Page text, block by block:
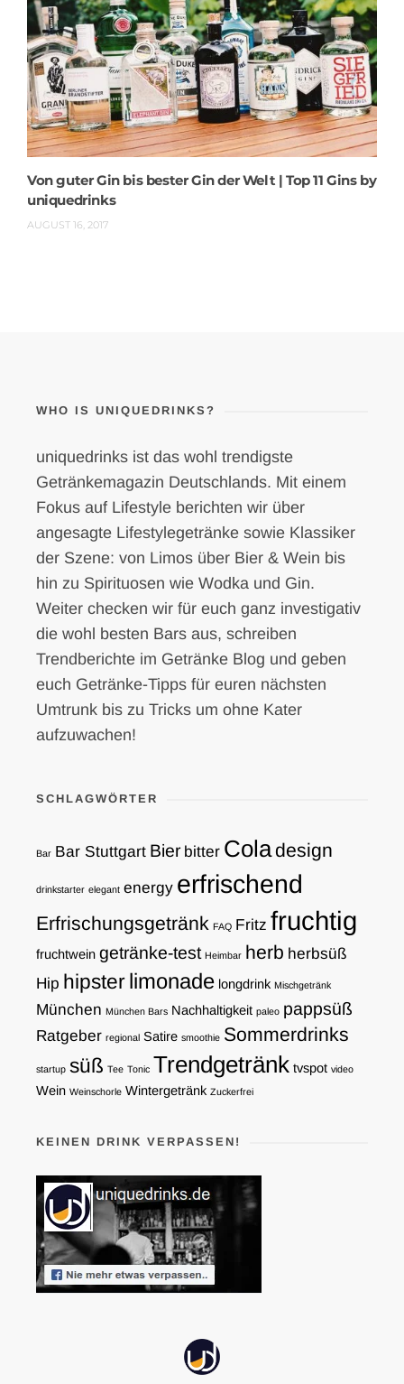
Von guter Gin bis bester Gin der Welt | Top 11 Gins by
uniquedrinks
AUGUST 16, 2017
WHO IS UNIQUEDRINKS?
uniquedrinks ist das wohl trendigste
Getränkemagazin Deutschlands. Mit einem
Fokus auf Lifestyle berichten wir über
angesagte Lifestylegetränke sowie Klassiker
der Szene: von Limos über Bier & Wein bis
hin zu Spirituosen wie Wodka und Gin.
Weiter checken wir für euch ganz investigativ
die wohl besten Bars aus, schreiben
Trendberichte im Getränke Blog und geben
euch Getränke-Tipps für euren nächsten
Umtrunk bis zu Tricks um ohne Kater
aufzuwachen!
SCHLAGWÖRTER
Bar Bar Stuttgart Bier bitter Coladesign
drinkstarter elegant energy erfrischend
Erfrischungsgetränk FAQ Fritz fruchtig
fruchtwein getränke-test Heimbar herb herbsüß
Hip hipsterlimonade longdrink Mischgetränk
München München Bars Nachhaltigkeit paleo pappsüß
Ratgeber regional Satire smoothie Sommerdrinks
startup süß Tee Tonic Trendgetränk tvspot video
Wein Weinschorle Wintergetränk Zuckerfrei
KEINEN DRINK VERPASSEN!